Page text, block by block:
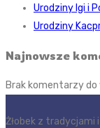
Urodziny Igi i
Urodziny
Najnowsze
Brak komentarzy
Żłobek z